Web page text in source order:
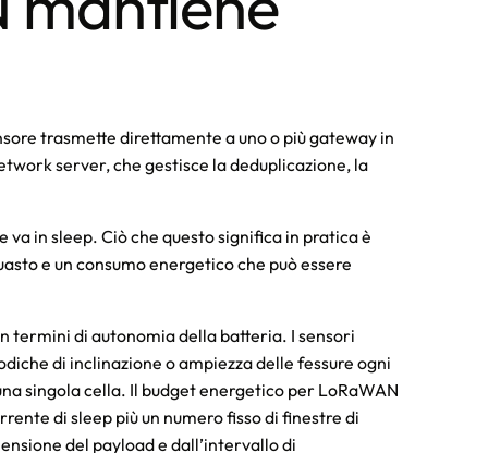
trasmette direttamente a uno o più gateway in
server, che gestisce la deduplicazione, la
va in sleep. Ciò che questo significa in pratica è
e un consumo energetico che può essere
termini di autonomia della batteria. I sensori
di inclinazione o ampiezza delle fessure ogni
singola cella. Il budget energetico per LoRaWAN
di sleep più un numero fisso di finestre di
del payload e dall’intervallo di